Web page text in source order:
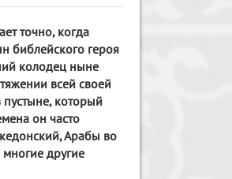
точно, когда
библейского героя
колодец ныне
всей своей
который
он часто
Арабы во
другие